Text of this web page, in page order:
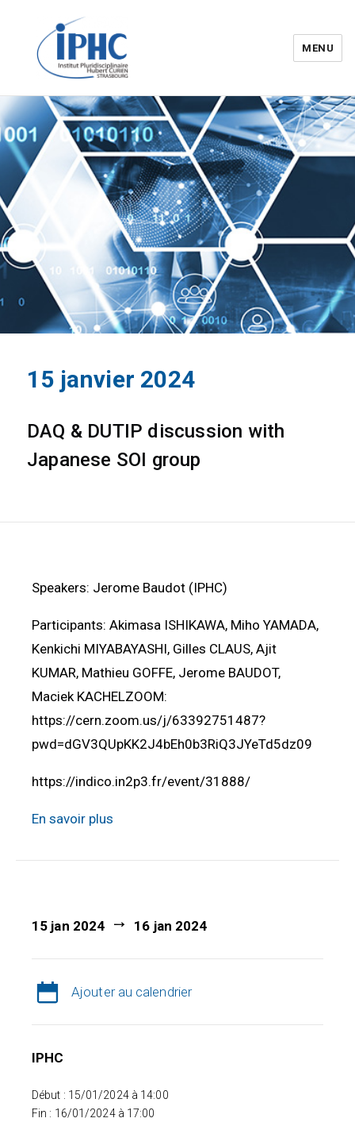
Institut pluridisciplinaire Hubert
Curien – IPHC
MENU
15 janvier 2024
DAQ & DUTIP discussion with
Japanese SOI group
Speakers: Jerome Baudot (IPHC)
Participants: Akimasa ISHIKAWA, Miho YAMADA,
Kenkichi MIYABAYASHI, Gilles CLAUS, Ajit
KUMAR, Mathieu GOFFE, Jerome BAUDOT,
Maciek KACHELZOOM:
https://cern.zoom.us/j/63392751487?
pwd=dGV3QUpKK2J4bEh0b3RiQ3JYeTd5dz09
https://indico.in2p3.fr/event/31888/
En savoir plus
15 jan 2024 16 jan 2024
Ajouter au calendrier
IPHC
Début : 15/01/2024 à 14:00
Fin : 16/01/2024 à 17:00